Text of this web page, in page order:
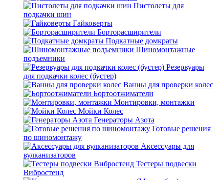
Пистолеты для
подкачки шин
Гайковерты
Борторасширители
Подкатные домкраты
Шиномонтажные
подъемники
Резервуары
для подкачки колес (бустер)
Ванны для проверки колес
Бортоотжиматели
Монтировки, монтажки
Мойки Колес
Генераторы Азота
Готовые решения
по шиномонтажу
Аксессуары для
вулканизаторов
Тестеры подвески
Вибростенд